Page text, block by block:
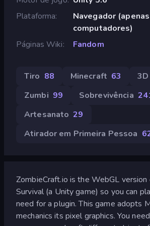
Plataforma
Navegador
computadores)
Páginas Wiki
Fandom
Tiro 88 Minecraft 63 3D
Zumbi 99 Sobrevivência
Artesanato 29
Atirador em Primeira Pessoa
ZombieCraft.io is the WebGL version
Survival (a Unity game) so you can
need for a plugin. This game adopts
mechanics its pixel graphics. You